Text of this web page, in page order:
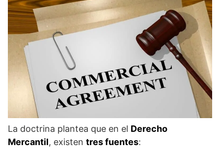
La doctrina plantea que en el Derecho
Mercantil, existen tres fuentes: